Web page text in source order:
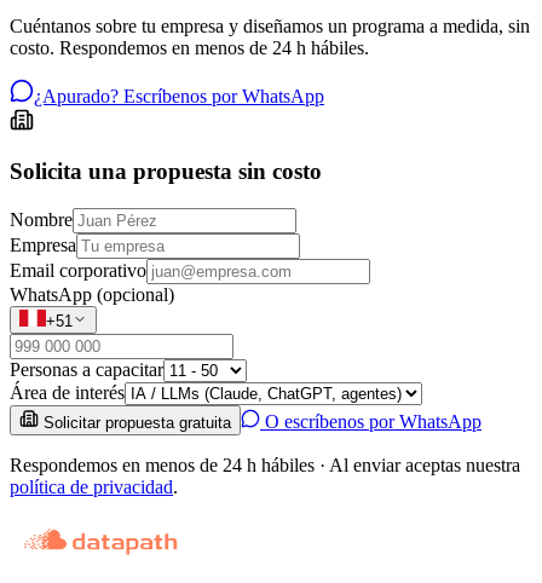
Cuéntanos sobre tu empresa y diseñamos un programa a medida, sin
costo. Respondemos en menos de 24 h hábiles.
¿Apurado? Escríbenos por WhatsApp
Solicita una propuesta sin costo
Nombre
Empresa
Email corporativo
WhatsApp (opcional)
+51
Personas a capacitar
Área de interés
Solicitar propuesta gratuita O escríbenos por WhatsApp
Respondemos en menos de 24 h hábiles · Al enviar aceptas nuestra
política de privacidad.